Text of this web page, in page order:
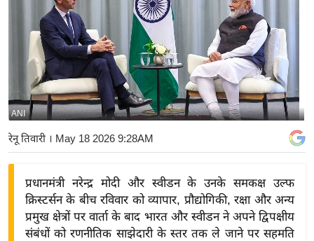
बि
ज़
ने
स
द्यो
ANI
रेनू तिवारी । May 18 2026 9:28AM
प्रधानमंत्री नरेन्द्र मोदी और स्वीडन के उनके समकक्ष उल्फ
क्रिस्टर्सन के बीच रविवार को व्यापार, प्रौद्योगिकी, रक्षा और अन्य
प्रमुख क्षेत्रों पर वार्ता के बाद भारत और स्वीडन ने अपने द्विपक्षीय
संबंधों को रणनीतिक साझेदारी के स्तर तक ले जाने पर सहमति